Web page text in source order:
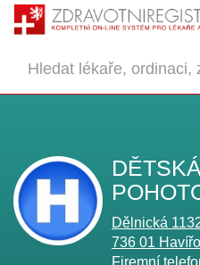
Dělnická
736 01
Firemní